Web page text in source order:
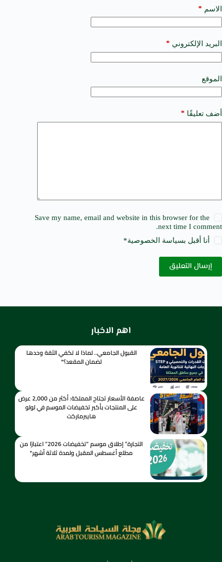
الاسم *
البريد الإلكتروني *
الموقع
أضف تعليقًا *
Save my name, email and website in this browser for the
next time I comment.
أنا أقبل بسياسة الخصوصية*
إرسال التعليق
t
e
a
t
i
e
:
اهم الاخبار
القبول الجامعي.. لماذا لا تكفي الثقة وحدها
لضمان المقعد؟*
عاصفة الأسعار تجتاح المملكة: أكثر من 2,000 عرض
على المنتجات بأكبر تخفيضات الموسم في لولو
هايبرماركت
التجارة” إطلاق موسم “تخفيضات 2026” اعتبارًا من
مطلع أغسطس المقبل ولمدة ثلاثة أشهر*